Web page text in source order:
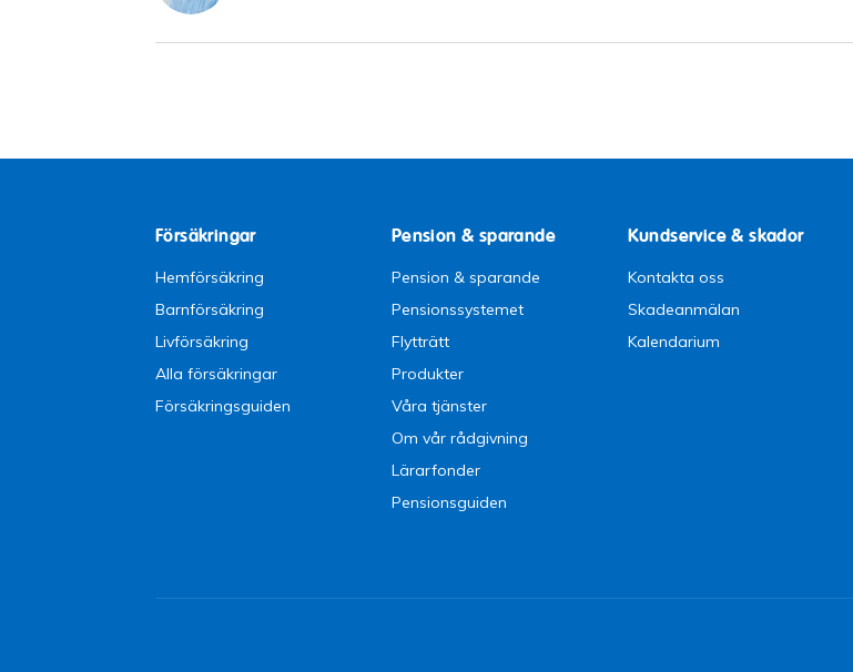
Försäkringar
Hemförsäkring
Barnförsäkring
Livförsäkring
Alla försäkringar
Försäkringsguiden
Pension & sparande
Pension & sparande
Pensionssystemet
Flytträtt
Produkter
Våra tjänster
Om vår rådgivning
Lärarfonder
Pensionsguiden
Kundservice & skador
Kontakta oss
Skadeanmälan
Kalendarium